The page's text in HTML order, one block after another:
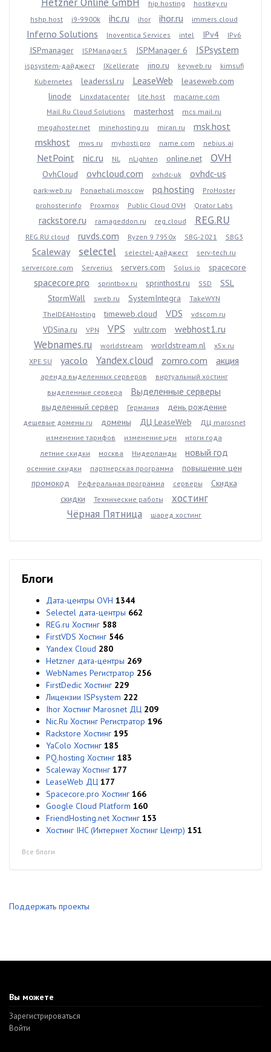
hip.hosting
hostkey.ru
hshp.host
i9-9900k ihc.ru ihor ihor.ru immers.cloud
Inferno Solutions Inoventica Services intel IPv4 IPv6
ISPmanager ISPManager 5 ISPManager 6 ISPsystem
ispsystem-дайджест IXcellerate jino.ru keyweb.ru
kimsufi
Kubernetes
leaderssl.ru LeaseWeb
leaseweb.com
linode
Linxdatacenter lite.host
macarne.com
Mail.Ru Cloud Solutions
masterhost
mcs.mail.ru
megahoster.net
minehosting.ru miran.ru
msk.host
mskhost
mws.ru myhosti.pro name.com nebius.ai
NetPoint nic.ru NL nLighten online.net OVH
OvhCloud ovhcloud.com ovhdc-uk ovhdc-us
park-web.ru Ponaehali.moscow pq.hosting
ProHoster
prohoster.info
Proxmox Public Cloud OVH Qrator Labs
rackstore.ru ramageddon.ru reg.cloud REG.RU
REG.RU cloud ruvds.com Ryzen 9 7950x SBG-2021 SBG3
Scaleway selectel selectel-дайджест
serv-tech.ru
servercore.com
Serverius servers.com Solus.io spacecore
spacecore.pro sprintbox.ru sprinthost.ru SSD
SSL
StormWall
sweb.ru SystemIntegra
TakeWYN
TheIDEAHosting
timeweb.cloud VDS vdscom.ru
VDSina.ru VPN VPS vultr.com webhost1.ru
Webnames.ru worldstream worldstream.nl
x5x.ru
XPE.SU
yacolo Yandex.cloud zomro.com акция
аренда выделенных серверов
виртуальный хостинг
выделенные сервера
Выделенные серверы
выделенный сервер Германия день рождение
дешевые домены ru домены ДЦ LeaseWeb
ДЦ marosnet
изменение тарифов
изменение цен
итоги года
летние скидки
москва Нидерланды новый год
осенние скидки партнерская программа
повышение цен
промокод
Реферальная программа серверы
Скидка
скидки
Технические работы
хостинг
Чёрная Пятница
шаред хостинг
Блоги
Дата-центры OVH 1344
Selectel дата-центры 662
REG.ru Хостинг 588
FirstVDS Хостинг 546
Yandex Cloud 280
Hetzner дата-центры 269
WebNames Регистратор 256
FirstDedic Хостинг 229
Лицензии ISPsystem 222
Ihor Хостинг Marosnet ДЦ 209
Nic.Ru Хостинг Регистратор 196
Rackstore Хостинг 195
YaColo Хостинг 185
PQ.hosting Хостинг 183
Scaleway Хостинг 177
LeaseWeb ДЦ 177
Spacecore.pro Хостинг 166
Google Cloud Platform 160
FriendHosting.net Хостинг 153
Хостинг IHC (Интернет Хостинг Центр) 151
Все блоги
Поддержать проекты
Вы можете
Зарегистрироваться
Войти